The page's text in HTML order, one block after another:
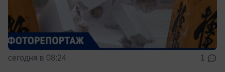
сегодня в 08:24 1